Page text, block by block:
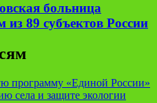
больница
89 субъектов России
программу «Единой России»
села и защите экологии